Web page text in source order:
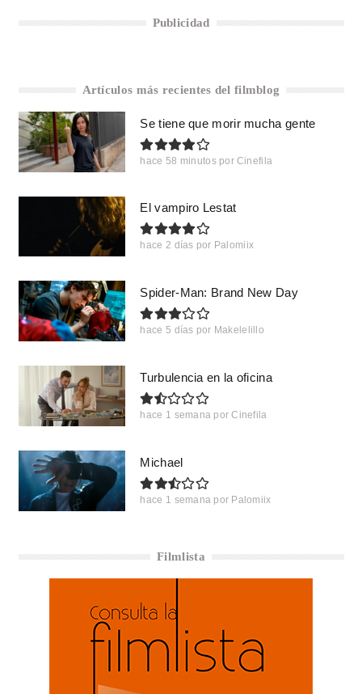
Publicidad
Artículos más recientes del filmblog
Se tiene que morir mucha gente
hace 58 minutos por Cinefila
El vampiro Lestat
hace 2 días por Palomiix
Spider-Man: Brand New Day
hace 5 días por Makelelillo
Turbulencia en la oficina
hace 1 semana por Cinefila
Michael
hace 1 semana por Palomiix
Filmlista